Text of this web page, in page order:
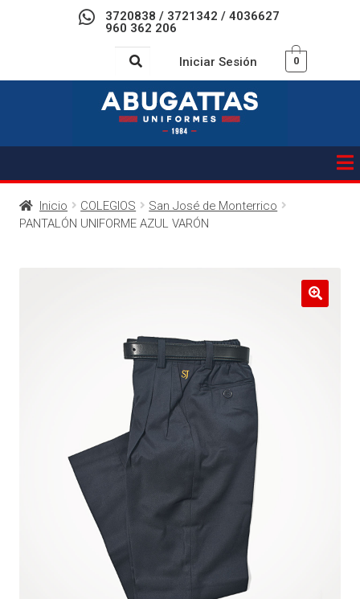
3720838 / 3721342 / 4036627
960 362 206
Iniciar Sesión 0
Inicio COLEGIOS
San José de Monterrico
PANTALÓN UNIFORME AZUL VARÓN